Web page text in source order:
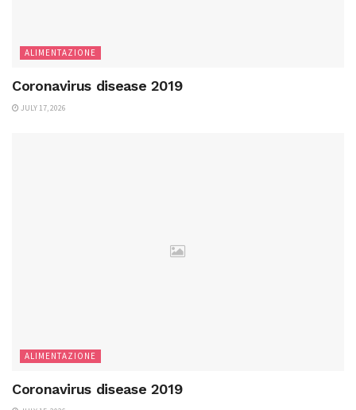
ALIMENTAZIONE
Coronavirus disease 2019
JULY 17, 2026
ALIMENTAZIONE
Coronavirus disease 2019